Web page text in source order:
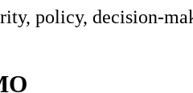
policy, decision-